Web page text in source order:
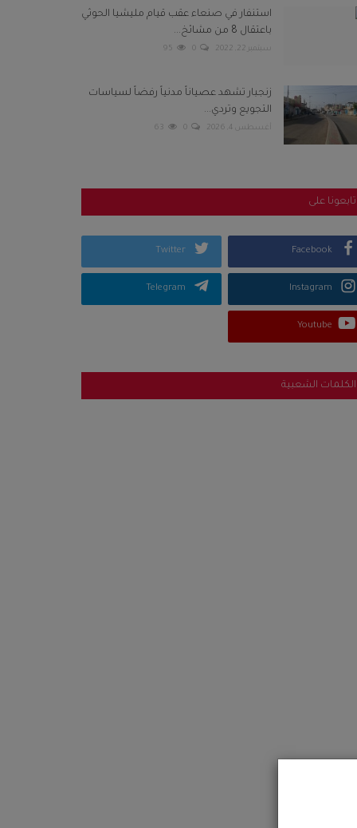
استنفار في صنعاء عقب قيام مليشيا الحوثي
باعتقال 8 من مشائخ...
سبتمبر 22, 2022 0
95
زنجبار تشهد عصياناً مدنياً رفضاً لسياسات
التجويع وتردي...
أغسطس 4, 2026 0
63
تابعونا على
Facebook
Twitter
Instagram
Telegram
Youtube
الكلمات الشعبية